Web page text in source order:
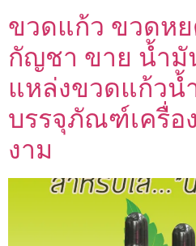
ขวดแก้ว ขวดห
กัญชา ขาย น้ำมั
แหล่งขวดแก้ว
บรรจุภัณฑ์เครื่อ
งาม